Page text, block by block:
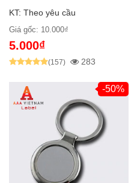
KT: Theo yêu cầu
Giá gốc: 10.000₫
5.000₫
(157) 283
-50%